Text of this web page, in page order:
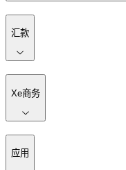
汇款
Xe商务
应用